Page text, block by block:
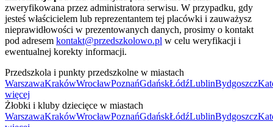
zweryfikowana przez administratora serwisu. W przypadku, gdy
jesteś właścicielem lub reprezentantem tej placówki i zauważysz
nieprawidłowości w prezentowanych danych, prosimy o kontakt
pod adresem kontakt@przedszkolowo.pl w celu weryfikacji i
ewentualnej korekty informacji.
Przedszkola i punkty przedszkolne w miastach
WarszawaKrakówWrocławPoznańGdańskŁódźLublinBydgoszcz
więcej
Żłobki i kluby dziecięce w miastach
WarszawaKrakówWrocławPoznańGdańskŁódźLublinBydgoszcz